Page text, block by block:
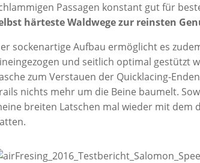
Passagen konstant gut für
härteste Waldwege zur reinsten
sockenartige Aufbau ermöglicht es
und seitlich optimal gestützt
zum Verstauen der Quicklacing-
nichts mehr um die Beine baumelt.
breiten Latschen mal wieder mit dem